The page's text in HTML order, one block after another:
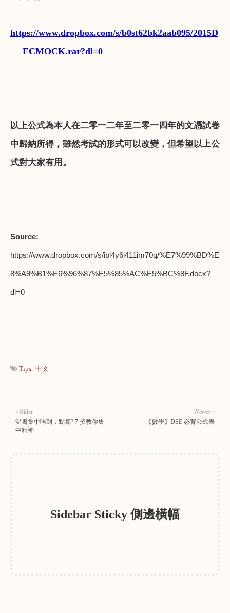
https://www.dropbox.com/s/b0st62bk2aab095/2015D
ECMOCK.rar?dl=0
以上公式為本人在二零一二年至二零一四年的文憑試卷
中歸納所得，雖然考試的形式可以改變，但希望以上公
式對大家有用。
Source:
https://www.dropbox.com/s/ipl4y6i411im70q/%E7%99%BD%E
8%A9%B1%E6%96%87%E5%85%AC%E5%BC%8F.docx?
dl=0
Tips 中文
Newer
【數學】DSE 必背公式表
Older
温書集中唔到，點算? 7 招教你集
中精神
Sidebar Sticky 側邊橫幅